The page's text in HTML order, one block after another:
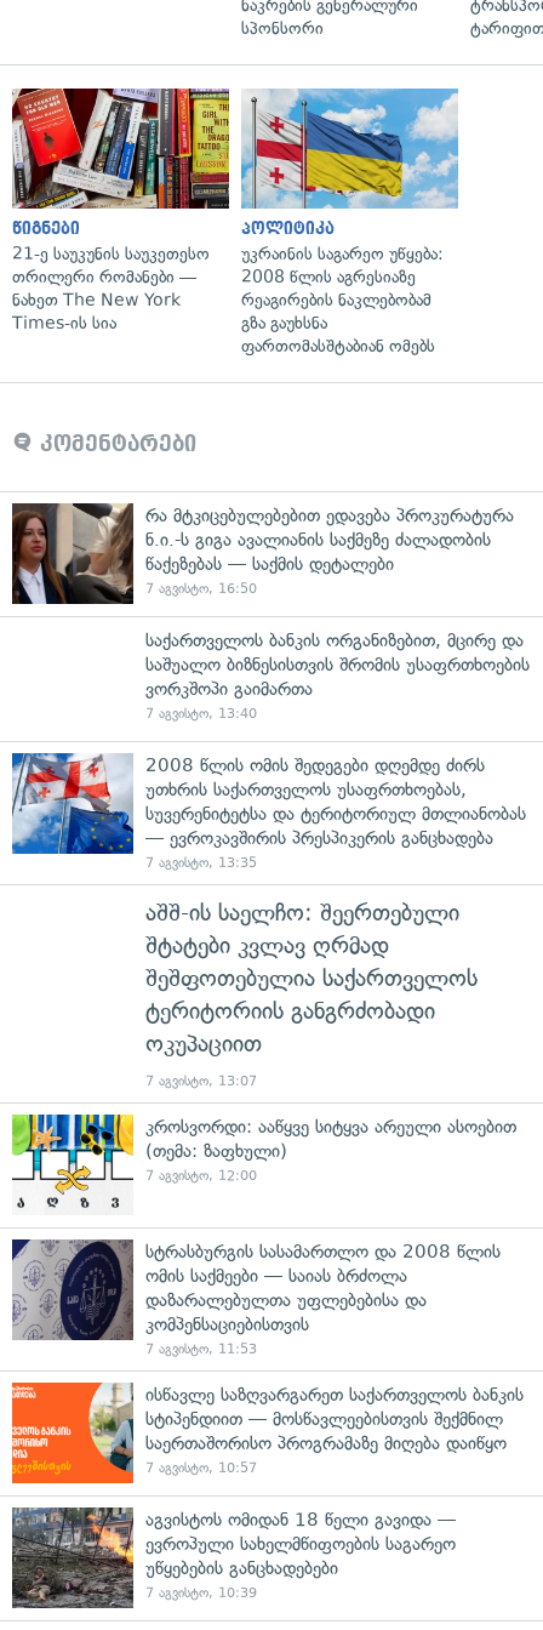
ნაკრების გენერალური
სპონსორი
წიგნები
21-ე საუკუნის საუკეთესო
თრილერი რომანები —
ნახეთ The New York
Times-ის სია
პოლიტიკა
უკრაინის საგარეო უწყება:
2008 წლის აგრესიაზე
რეაგირების ნაკლებობამ
გზა გაუხსნა
ფართომასშტაბიან ომებს
კომენტარები
რა მტკიცებულებებით ედავება პროკურატურა
ნ.ი.-ს გიგა ავალიანის საქმეზე ძალადობის
წაქეზებას — საქმის დეტალები
7 აგვისტო, 16:50
საქართველოს ბანკის ორგანიზებით, მცირე და
საშუალო ბიზნესისთვის შრომის უსაფრთხოების
ვორკშოპი გაიმართა
7 აგვისტო, 13:40
2008 წლის ომის შედეგები დღემდე ძირს
უთხრის საქართველოს უსაფრთხოებას,
სუვერენიტეტსა და ტერიტორიულ მთლიანობას
— ევროკავშირის პრესპიკერის განცხადება
7 აგვისტო, 13:35
აშშ-ის საელჩო: შეერთებული
შტატები კვლავ ღრმად
შეშფოთებულია საქართველოს
ტერიტორიის განგრძობადი
ოკუპაციით
7 აგვისტო, 13:07
კროსვორდი: ააწყვე სიტყვა არეული ასოებით
(თემა: ზაფხული)
7 აგვისტო, 12:00
სტრასბურგის სასამართლო და 2008 წლის
ომის საქმეები — საიას ბრძოლა
დაზარალებულთა უფლებებისა და
კომპენსაციებისთვის
7 აგვისტო, 11:53
ისწავლე საზღვარგარეთ საქართველოს ბანკის
სტიპენდიით — მოსწავლეებისთვის შექმნილ
საერთაშორისო პროგრამაზე მიღება დაიწყო
7 აგვისტო, 10:57
აგვისტოს ომიდან 18 წელი გავიდა —
ევროპული სახელმწიფოების საგარეო
უწყებების განცხადებები
7 აგვისტო, 10:39